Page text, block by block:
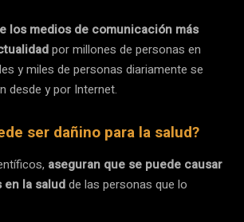
los medios de comunicación más
por millones de personas en
y miles de personas diariamente se
desde y por Internet.
ser dañino para la salud?
aseguran que se puede causar
en la saludde las personas que lo